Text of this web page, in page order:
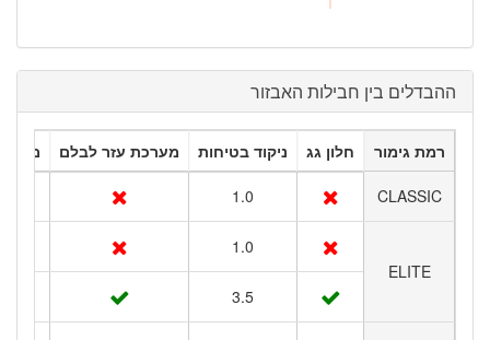
ההבדלים בין חבילות האבזור
רמת גימור חלון גג ניקוד בטיחות מערכת עזר לבלם
CLASSIC
1.0
ELITE
1.0
3.5